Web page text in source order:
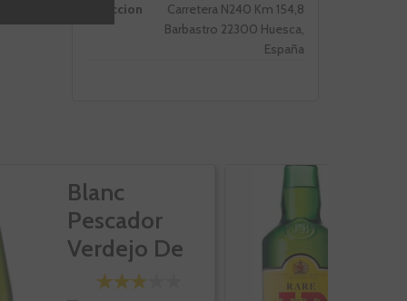
Direccion
Carretera N240 Km 154,8
Barbastro 22300 Huesca,
España
Blanc
Pescador
Verdejo De
Aguja